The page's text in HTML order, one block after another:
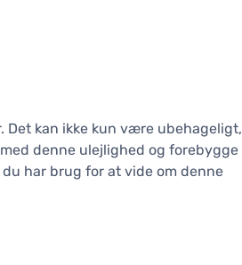
Det kan ikke kun være ubehageligt,
denne ulejlighed og forebygge
har brug for at vide om denne